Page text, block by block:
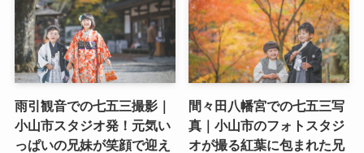
雨引観音での七五三撮影｜
小山市スタジオ発！元気い
っぱいの兄妹が笑顔で迎え
間々田八幡宮での七五三写
真｜小山市のフォトスタジ
オが撮る紅葉に包まれた兄